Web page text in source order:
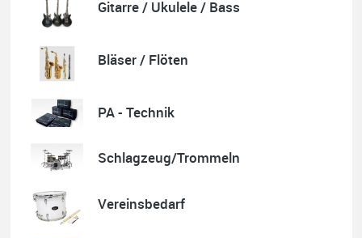
Nele Thumann
Super Beratung, toller Service und schöner Klavierunterricht.
Wer ein Gesamtpaket sucht, wird beim Musikhaus Stöppel
fündig.
Gitarre / Ukulele / Bass
Bläser / Flöten
PA - Technik
Schlagzeug/Trommeln
Vereinsbedarf